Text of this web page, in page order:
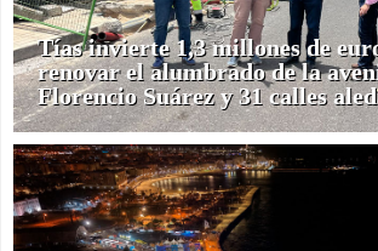
Tías invierte 1,3 millones de
renovar el alumbrado de la
Florencio Suárez y 31 calles